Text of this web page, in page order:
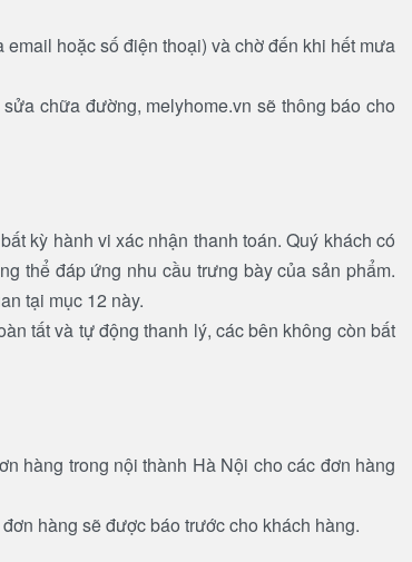
hoặc số điện thoại) và chờ đến khi hết mưa
chữa đường, melyhome.vn sẽ thông báo cho
kỳ hành vi xác nhận thanh toán. Quý khách có
thể đáp ứng nhu cầu trưng bày của sản phẩm.
tại mục 12 này.
tất và tự động thanh lý, các bên không còn bất
hàng trong nội thành Hà Nội cho các đơn hàng
hàng sẽ được báo trước cho khách hàng.